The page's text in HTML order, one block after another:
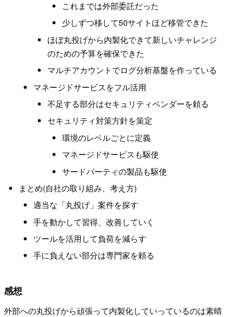
これまでは外部委託だった
少しずつ移して50サイトほど移管できた
ほぼ丸投げから内製化できて新しいチャレンジ
のための予算を確保できた
マルチアカウントでログ分析基盤を作っている
マネージドサービスをフル活用
不足する部分はセキュリティベンダーを頼る
セキュリティ対策方針を策定
環境のレベルごとに定義
マネージドサービスも駆使
サードパーティの製品も駆使
まとめ(自社の取り組み、考え方)
適当な「丸投げ」案件を探す
手を動かして習得、改善していく
ツールを活用して負荷を減らす
手に負えない部分は専門家を頼る
感想
外部への丸投げから頑張って内製化していっているのは素晴